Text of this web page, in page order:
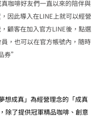
咖啡好友們一直以來的陪伴與
因此導入在LINE上就可以經營
顧客在加入官方LINE後，點選
，也可以在官方帳號內，隨時
券”
想成真」為經營理念的「成真
除了提供冠軍精品咖啡、創意